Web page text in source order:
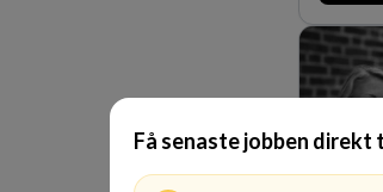
Få senaste jobben direkt
den
orter i